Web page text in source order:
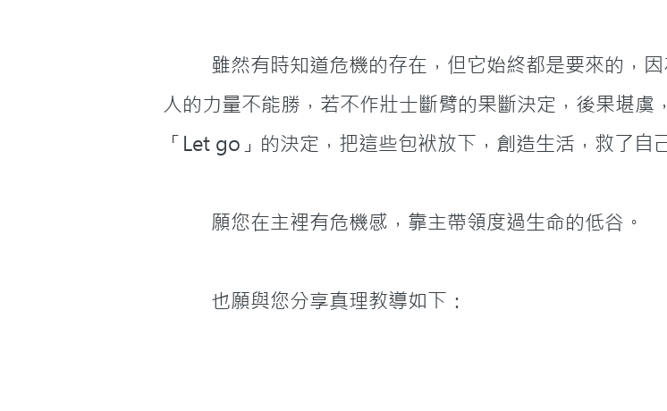
人的力量不能勝，若不作壯士斷臂的果斷決定，後果堪
「Let go」的決定，把這些包袱放下，創造生活，救了自
         願您在主裡有危機感，靠主帶領度過生命的低谷。
         也願與您分享真理教導如下：